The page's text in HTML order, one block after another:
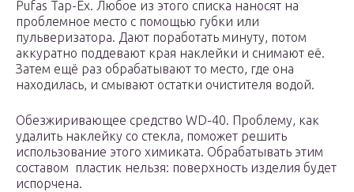
Pufas Tap-Ex. Любое из этого списка наносят на
проблемное место с помощью губки или
пульверизатора. Дают поработать минуту, потом
аккуратно поддевают края наклейки и снимают её.
Затем ещё раз обрабатывают то место, где она
находилась, и смывают остатки очистителя водой.
Обезжиривающее средство WD-40. Проблему, как
удалить наклейку со стекла, поможет решить
использование этого химиката. Обрабатывать этим
составом пластик нельзя: поверхность изделия будет
испорчена.